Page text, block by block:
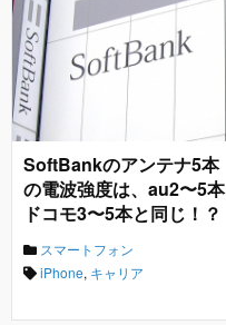
SoftBankのアンテナ5本
の電波強度は、au2〜5本
ドコモ3〜5本と同じ！？
スマートフォン
iPhone, キャリア